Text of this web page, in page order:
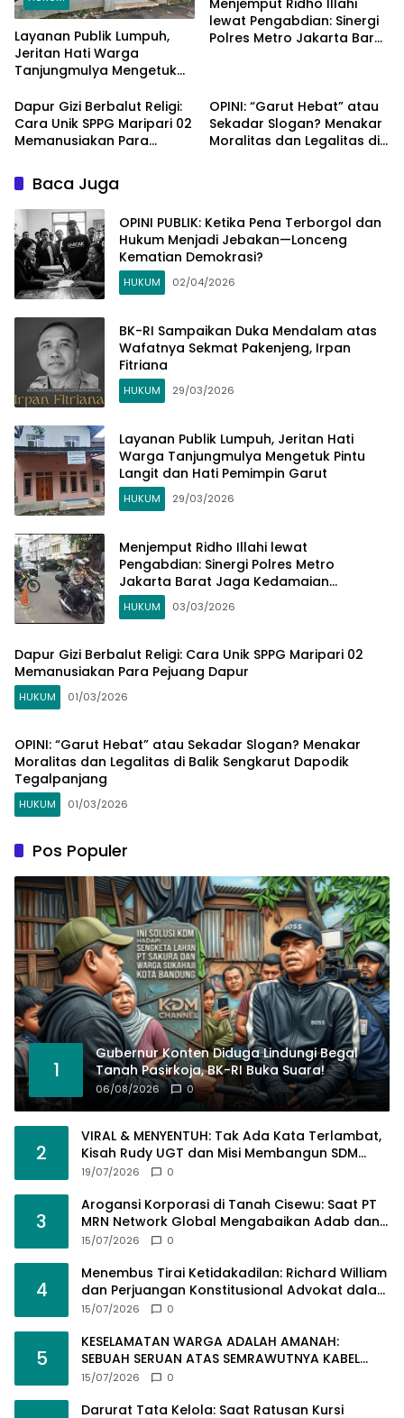
Layanan Publik Lumpuh,
Jeritan Hati Warga
Tanjungmulya Mengetuk
Pemimpin Garut
Menjemput Ridho Illahi
lewat Pengabdian: Sinergi
Polres Metro Jakarta Barat
Dapur Gizi Berbalut Religi:
Cara Unik SPPG Maripari 02
Memanusiakan Para
OPINI: “Garut Hebat” atau
Sekadar Slogan? Menakar
Moralitas dan Legalitas di
Baca Juga
OPINI PUBLIK: Ketika Pena Terborgol dan
Hukum Menjadi Jebakan—Lonceng
Kematian Demokrasi?
HUKUM 02/04/2026
BK-RI Sampaikan Duka Mendalam atas
Wafatnya Sekmat Pakenjeng, Irpan
Fitriana
HUKUM 29/03/2026
Layanan Publik Lumpuh, Jeritan Hati
Warga Tanjungmulya Mengetuk Pintu
Langit dan Hati Pemimpin Garut
HUKUM 29/03/2026
Menjemput Ridho Illahi lewat
Pengabdian: Sinergi Polres Metro
Jakarta Barat Jaga Kedamaian
Ramadhan di Roa Malaka
HUKUM 03/03/2026
Dapur Gizi Berbalut Religi: Cara Unik SPPG Maripari 02
Memanusiakan Para Pejuang Dapur
HUKUM 01/03/2026
OPINI: “Garut Hebat” atau Sekadar Slogan? Menakar
Moralitas dan Legalitas di Balik Sengkarut Dapodik
Tegalpanjang
HUKUM 01/03/2026
Pos Populer
1
Gubernur Konten Diduga Lindungi Begal
Tanah Pasirkoja, BK-RI Buka Suara!
06/08/2026 0
2
VIRAL & MENYENTUH: Tak Ada Kata Terlambat,
Kisah Rudy UGT dan Misi Membangun SDM
Bangsa Lewat Kuliah Jarak Jauh
19/07/2026 0
3
Arogansi Korporasi di Tanah Cisewu: Saat PT
MRN Network Global Mengabaikan Adab dan
Hukum
15/07/2026 0
4
Menembus Tirai Ketidakadilan: Richard William
dan Perjuangan Konstitusional Advokat dalam
KUHAP Baru
15/07/2026 0
5
KESELAMATAN WARGA ADALAH AMANAH:
SEBUAH SERUAN ATAS SEMRAWUTNYA KABEL
UTILITAS
15/07/2026 0
Darurat Tata Kelola: Saat Ratusan Kursi